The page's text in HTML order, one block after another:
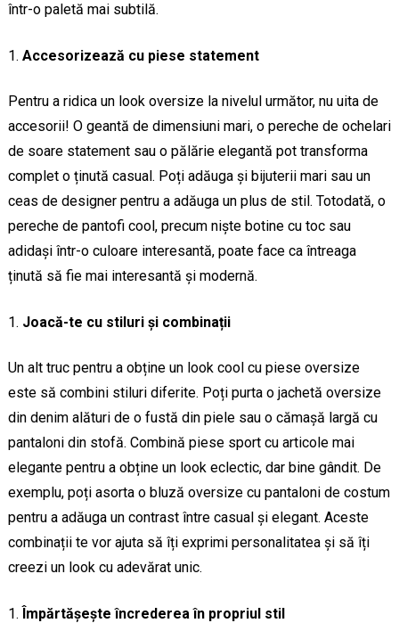
într-o paletă mai subtilă.
Accesorizează cu piese statement
Pentru a ridica un look oversize la nivelul următor, nu uita de
accesorii! O geantă de dimensiuni mari, o pereche de ochelari
de soare statement sau o pălărie elegantă pot transforma
complet o ținută casual. Poți adăuga și bijuterii mari sau un
ceas de designer pentru a adăuga un plus de stil. Totodată, o
pereche de pantofi cool, precum niște botine cu toc sau
adidași într-o culoare interesantă, poate face ca întreaga
ținută să fie mai interesantă și modernă.
Joacă-te cu stiluri și combinații
Un alt truc pentru a obține un look cool cu piese oversize
este să combini stiluri diferite. Poți purta o jachetă oversize
din denim alături de o fustă din piele sau o cămașă largă cu
pantaloni din stofă. Combină piese sport cu articole mai
elegante pentru a obține un look eclectic, dar bine gândit. De
exemplu, poți asorta o bluză oversize cu pantaloni de costum
pentru a adăuga un contrast între casual și elegant. Aceste
combinații te vor ajuta să îți exprimi personalitatea și să îți
creezi un look cu adevărat unic.
Împărtășește încrederea în propriul stil